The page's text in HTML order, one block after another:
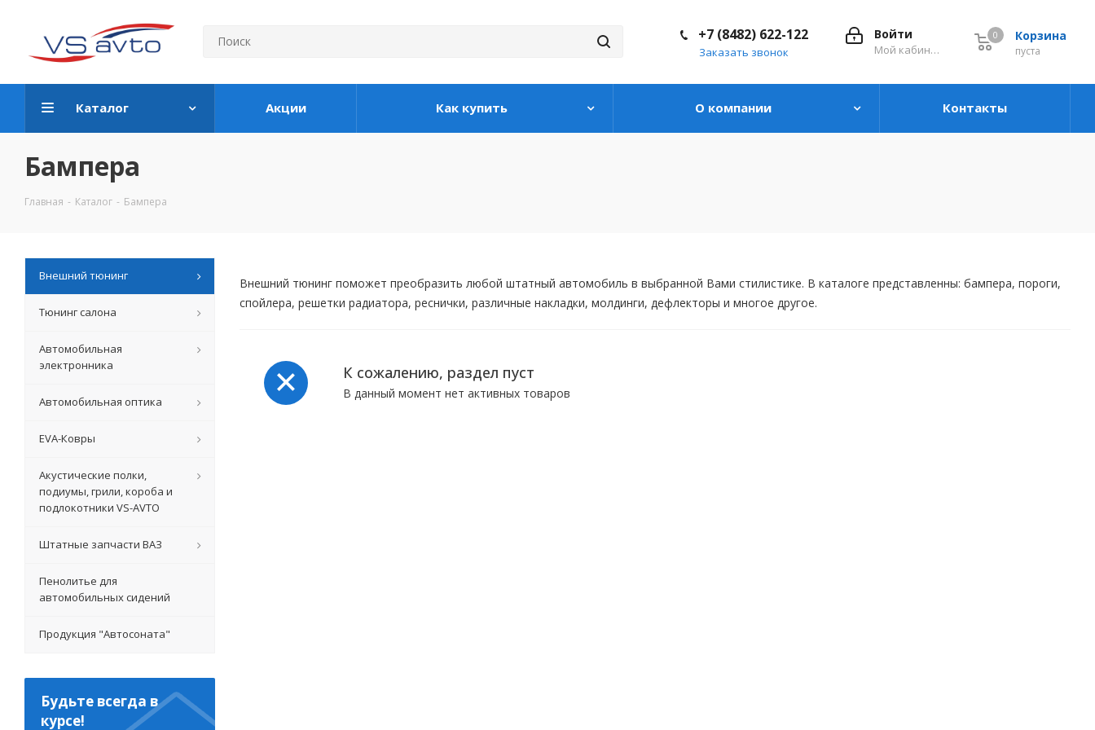
Корзина
0
пуста
0
Войти
Мой кабинет
+7 (8482) 622-122
Заказать звонок
Каталог Акции Как купить О компании Контакты
Бампера
Главная - Каталог - Бампера
Внешний тюнинг поможет преобразить любой штатный автомобиль в выбранной Вами стилистике. В каталоге представленны: бампера, пороги,
спойлера, решетки радиатора, реснички, различные накладки, молдинги, дефлекторы и многое другое. ​
К сожалению, раздел пуст
В данный момент нет активных товаров
Внешний тюнинг
Тюнинг салона
Автомобильная
электронника
Автомобильная оптика
EVA-Ковры
Акустические полки,
подиумы, грили, короба и
подлокотники VS-AVTO
Штатные запчасти ВАЗ
Пенолитье для
автомобильных сидений
Продукция "Автосоната"
Будьте всегда в
курсе!